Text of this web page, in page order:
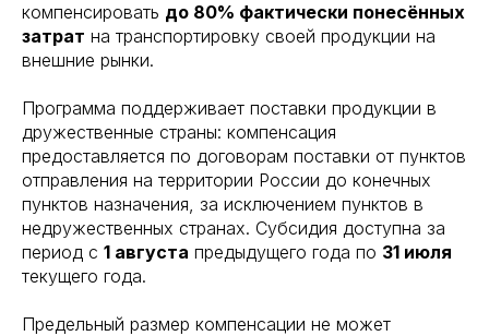
компенсировать до 80% фактически понесённых
затрат на транспортировку своей продукции на
внешние рынки.
Программа поддерживает поставки продукции в
дружественные страны: компенсация
предоставляется по договорам поставки от пунктов
отправления на территории России до конечных
пунктов назначения, за исключением пунктов в
недружественных странах. Субсидия доступна за
период с 1 августа предыдущего года по 31 июля
текущего года.
Предельный размер компенсации не может